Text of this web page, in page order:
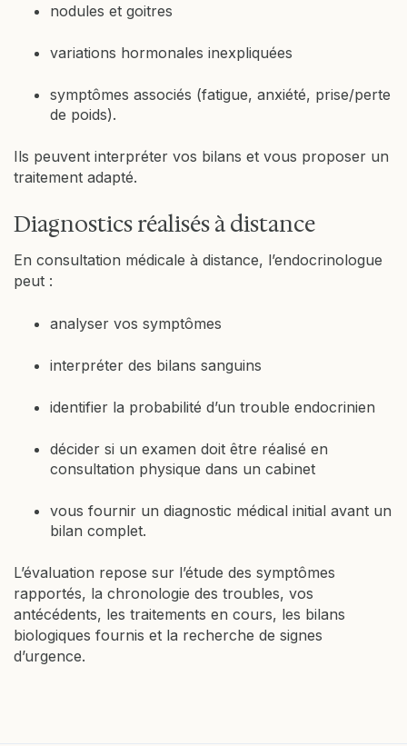
nodules et goitres
variations hormonales inexpliquées
symptômes associés (fatigue, anxiété, prise/perte
de poids).
Ils peuvent interpréter vos bilans et vous proposer un
traitement adapté.
Diagnostics réalisés à distance
En consultation médicale à distance, l’endocrinologue
peut :
analyser vos symptômes
interpréter des bilans sanguins
identifier la probabilité d’un trouble endocrinien
décider si un examen doit être réalisé en
consultation physique dans un cabinet
vous fournir un diagnostic médical initial avant un
bilan complet.
L’évaluation repose sur l’étude des symptômes
rapportés, la chronologie des troubles, vos
antécédents, les traitements en cours, les bilans
biologiques fournis et la recherche de signes
d’urgence.